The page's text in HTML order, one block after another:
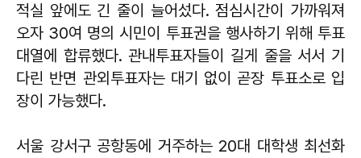
적실 앞에도 긴 줄이 늘어섰다. 점심시간이 가까워져
오자 30여 명의 시민이 투표권을 행사하기 위해 투표
대열에 합류했다. 관내투표자들이 길게 줄을 서서 기
다린 반면 관외투표자는 대기 없이 곧장 투표소로 입
장이 가능했다.
서울 강서구 공항동에 거주하는 20대 대학생 최선화